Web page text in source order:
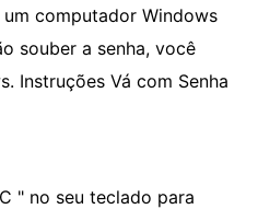
computador Windows
souber a senha, você
Instruções Vá com Senha
" no seu teclado para